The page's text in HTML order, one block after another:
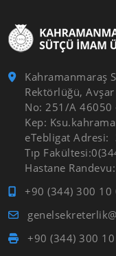
Kahramanmaraş
Rektörlüğü,
No: 251/A 46050
Kep:
eTebligat Adresi:
Tıp
Hastane
+90 (344) 300 10
+90 (344) 300